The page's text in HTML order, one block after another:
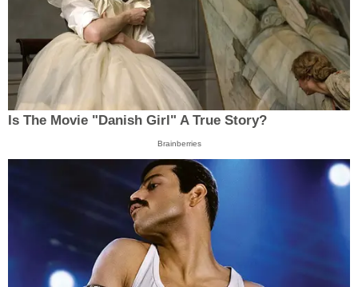
Is The Movie "Danish Girl" A True Story?
Brainberries